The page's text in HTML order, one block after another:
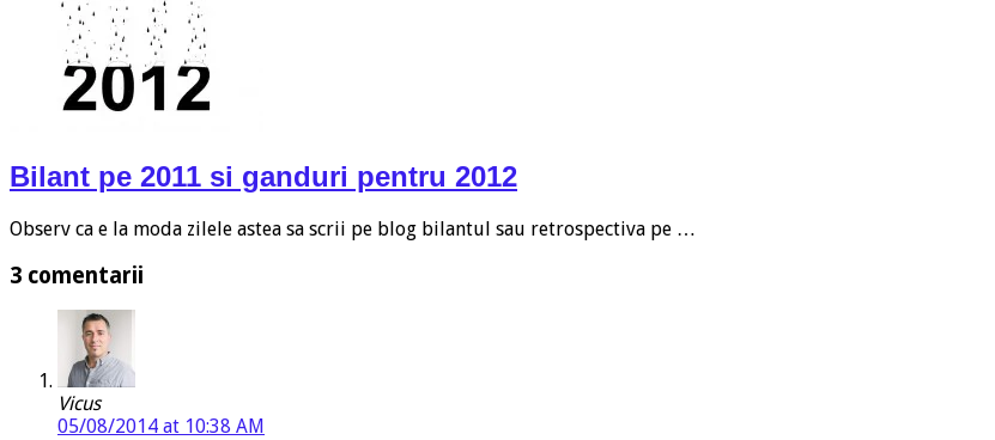
Bilant pe 2011 si ganduri pentru 2012
Observ ca e la moda zilele astea sa scrii pe blog bilantul sau retrospectiva pe …
3 comentarii
Vicus
05/08/2014 at 10:38 AM